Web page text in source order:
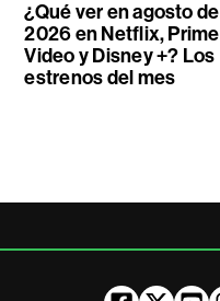
¿Qué ver en agosto de
2026 en Netflix, Prime
Video y Disney +? Los
estrenos del mes